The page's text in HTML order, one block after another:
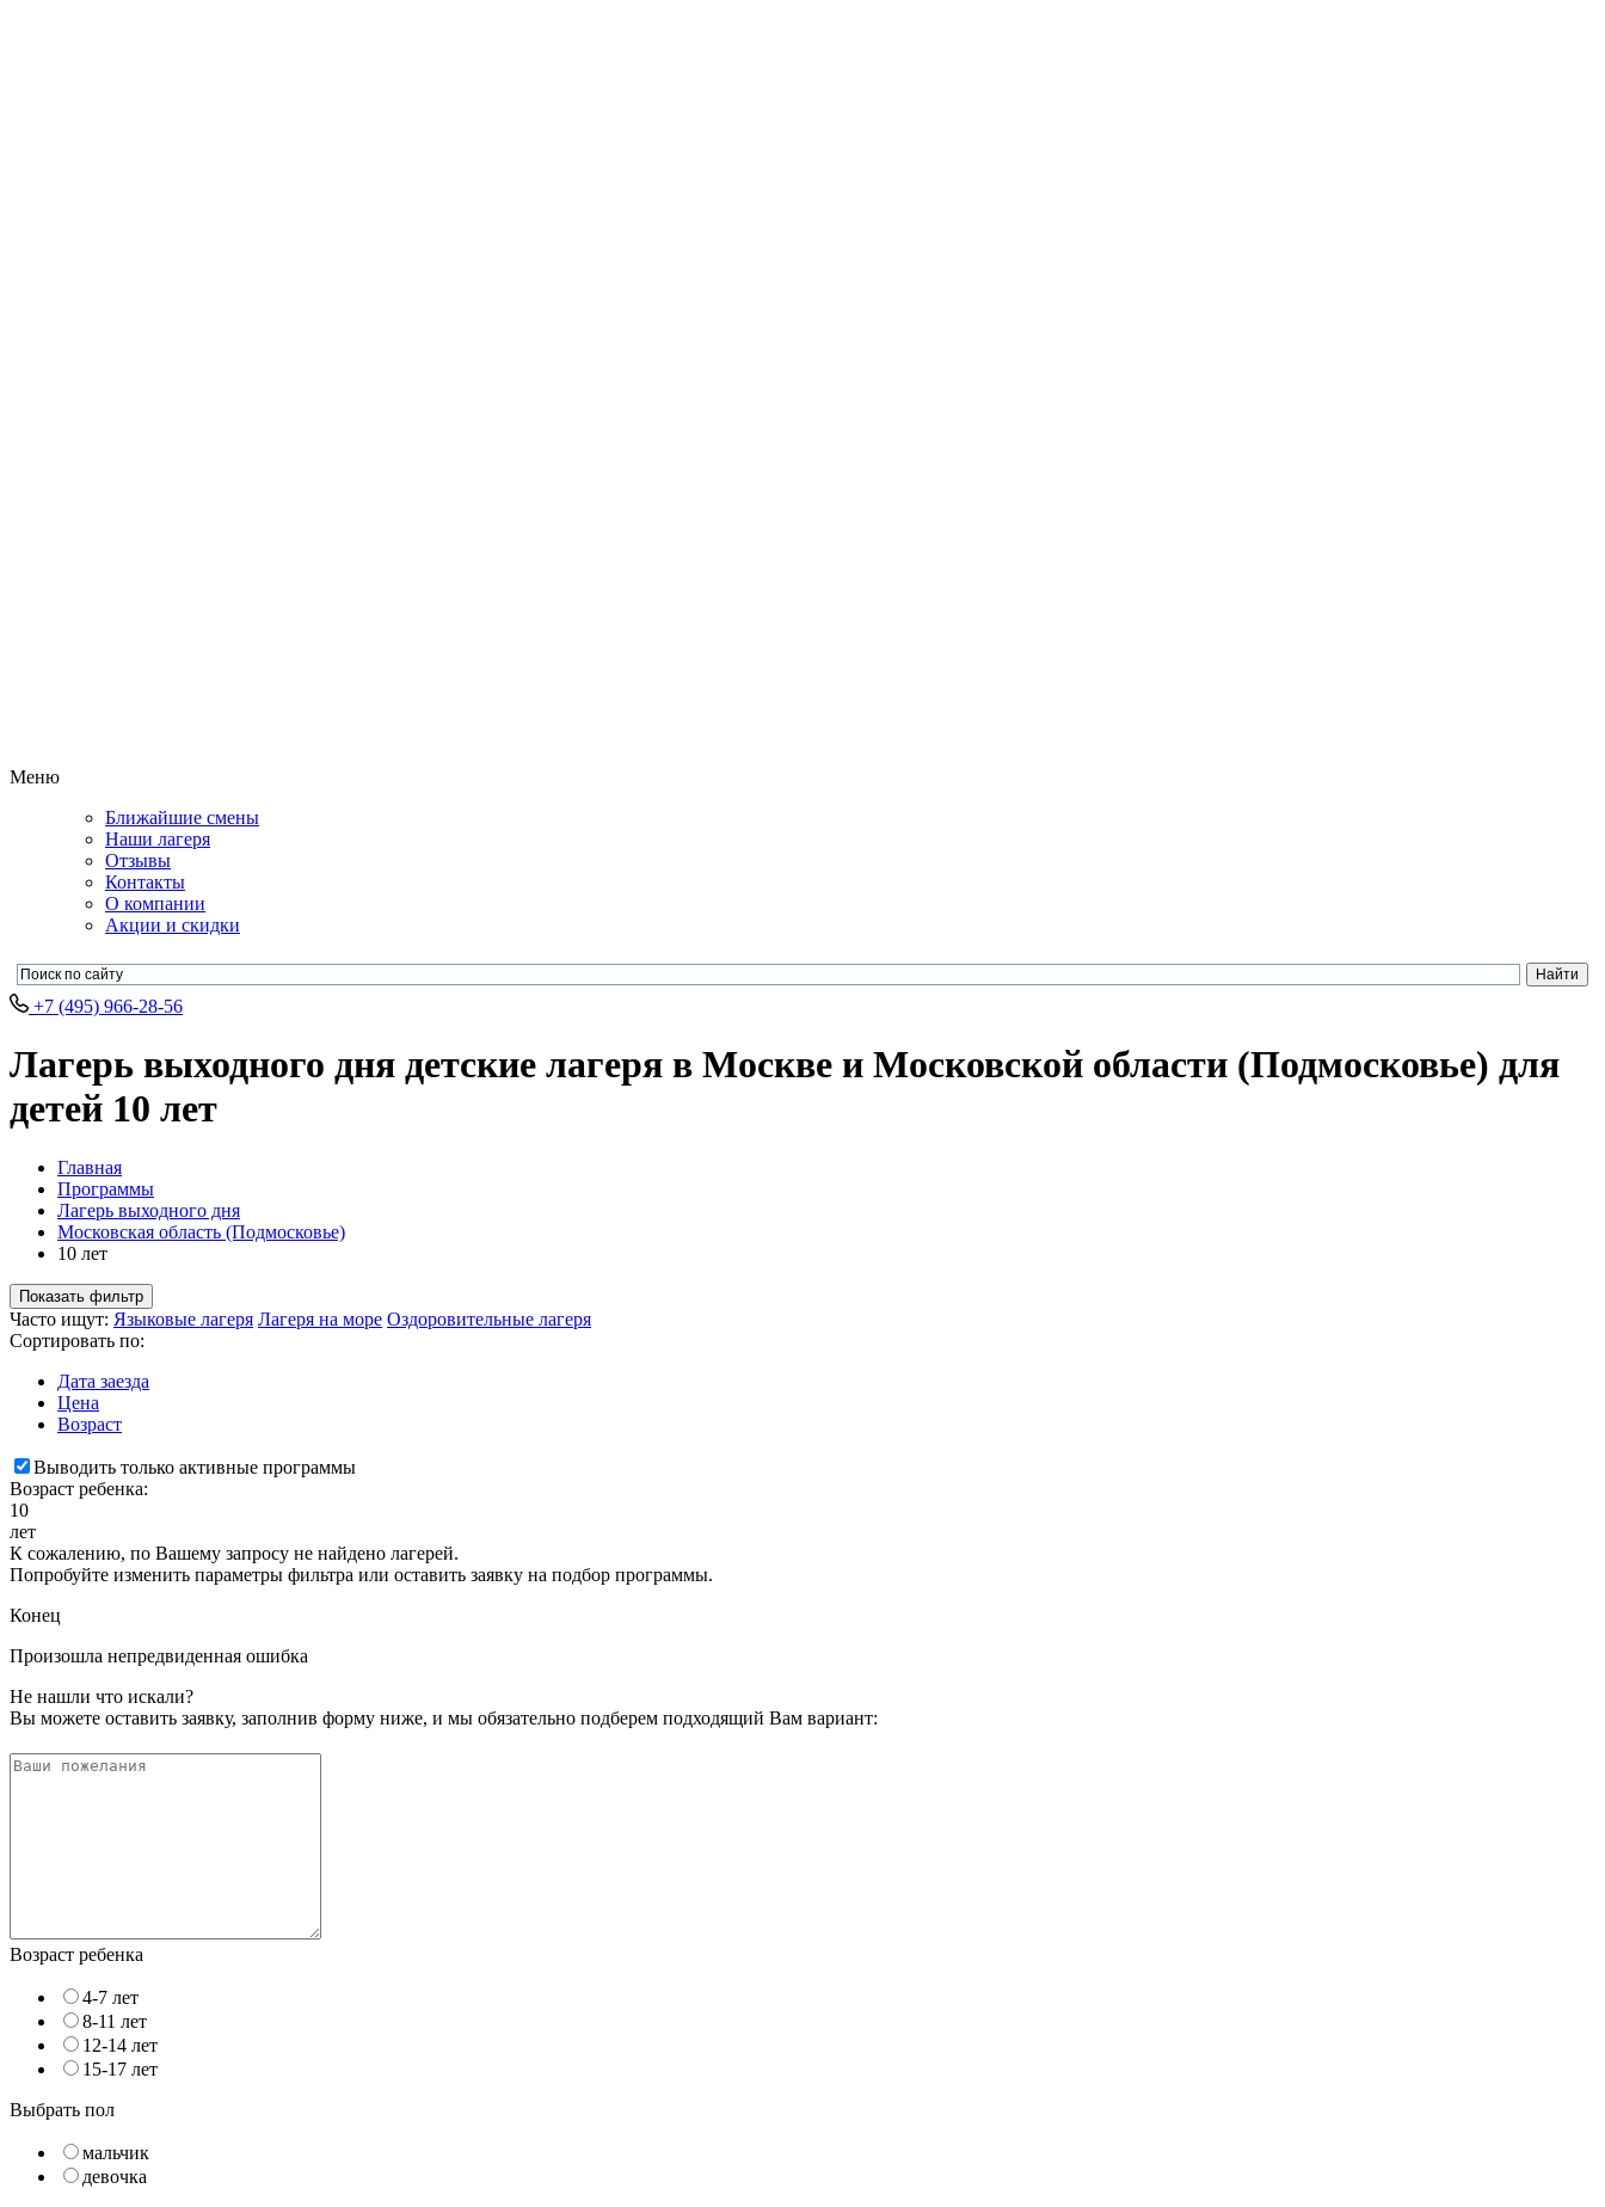
Меню
Ближайшие смены
Наши лагеря
Отзывы
Контакты
О компании
Акции и скидки
+7 (495) 966-28-56
Лагерь выходного дня детские лагеря в Москве и Московской области (Подмосковье) для
детей 10 лет
Главная
Программы
Лагерь выходного дня
Московская область (Подмосковье)
10 лет
Показать фильтр
Часто ищут: Языковые лагеря Лагеря на море Оздоровительные лагеря
Сортировать по:
Дата заезда
Цена
Возраст
Выводить только активные программы
Возраст ребенка:
10
лет
К сожалению, по Вашему запросу не найдено лагерей.
Попробуйте изменить параметры фильтра или оставить заявку на подбор программы.
Конец
Произошла непредвиденная ошибка
Не нашли что искали?
Вы можете оставить заявку, заполнив форму ниже, и мы обязательно подберем подходящий Вам вариант:
Возраст ребенка
4-7 лет
8-11 лет
12-14 лет
15-17 лет
Выбрать пол
мальчик
девочка